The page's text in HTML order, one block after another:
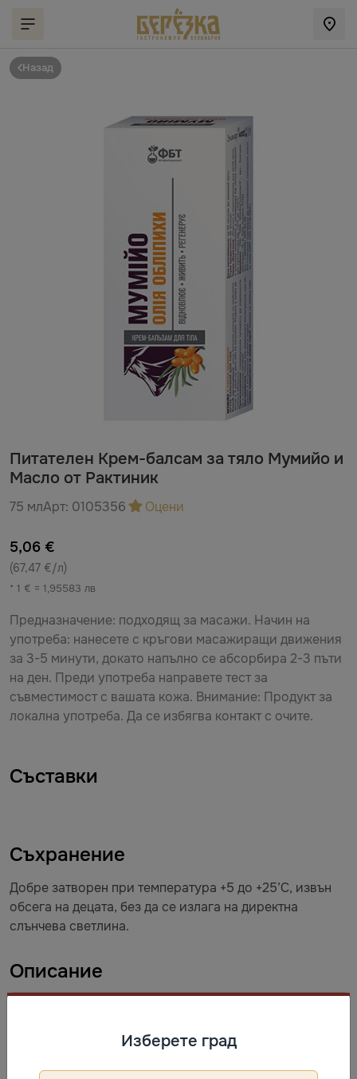
Назад
Питателен Крем-балсам за тяло Мумийо и
Масло от Рактиник
75 млАрт: 0105356 Оцени
5,06 €
(67,47 €/л)
* 1 € = 1,95583 лв
Предназначение: подходящ за масажи. Начин на
употреба: нанесете с кръгови масажиращи движения
за 3-5 минути, докато напълно се абсорбира 2-3 пъти
на ден. Преди употреба направете тест за
съвместимост с вашата кожа. Внимание: Продукт за
локална употреба. Да се избягва контакт с очите.
Съставки
Съхранение
Добре затворен при температура +5 до +25’С, извън
обсега на децата, без да се излага на директна
слънчева светлина.
Описание
екстракти от билки. Притежава ненадминато
Изберете град